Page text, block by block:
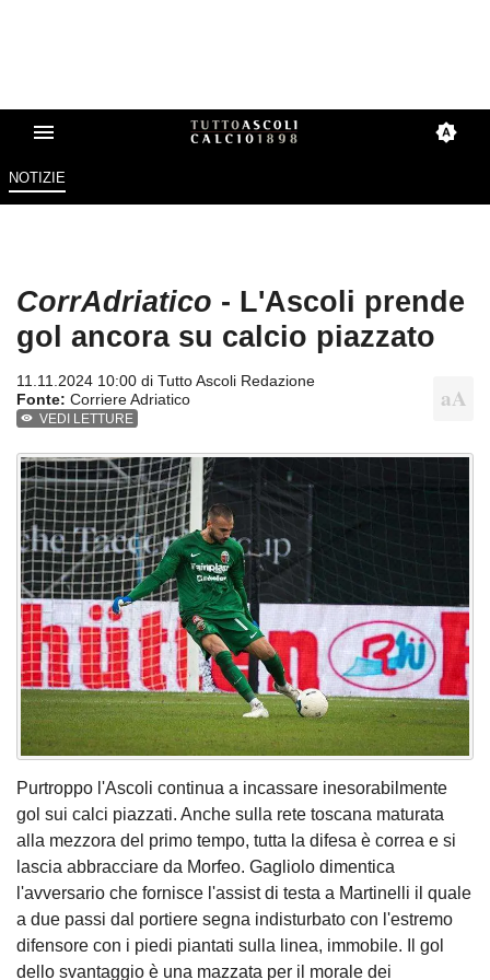
NOTIZIE
CorrAdriatico - L'Ascoli prende
gol ancora su calcio piazzato
11.11.2024 10:00 di Tutto Ascoli Redazione
Fonte: Corriere Adriatico
VEDI LETTURE
Purtroppo l'Ascoli continua a incassare inesorabilmente
gol sui calci piazzati. Anche sulla rete toscana maturata
alla mezzora del primo tempo, tutta la difesa è correa e si
lascia abbracciare da Morfeo. Gagliolo dimentica
l'avversario che fornisce l'assist di testa a Martinelli il quale
a due passi dal portiere segna indisturbato con l'estremo
difensore con i piedi piantati sulla linea, immobile. Il gol
dello svantaggio è una mazzata per il morale dei